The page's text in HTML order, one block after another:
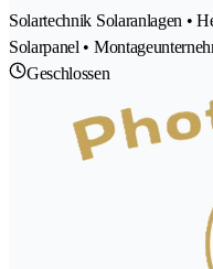
Solartechnik Solaranlagen •
Solarpanel •
Geschlossen